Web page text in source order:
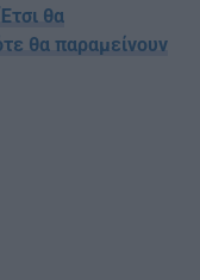
θα
θα παραμείνουν